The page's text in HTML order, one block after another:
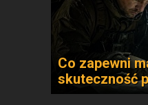
Co zapewni
skuteczność